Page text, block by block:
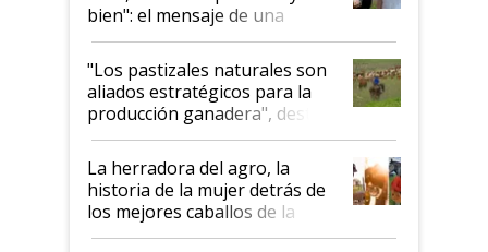
bien": el mensaje de una
ganadera uruguaya sobre las
oportunidades que se abren
para el agro en Argentina, con
foco en la carne
"Los pastizales naturales son
aliados estratégicos para la
producción ganadera", destaca
la iniciativa que ya reúne a 46
establecimientos en Argentina
La herradora del agro, la
historia de la mujer detrás de
los mejores caballos de la
Argentina y los mitos que